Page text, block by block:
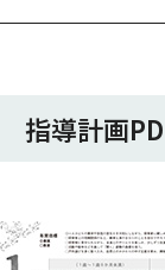
指導計画